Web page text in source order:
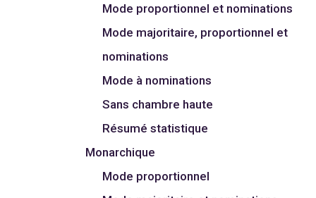
Mode proportionnel et nominations
Mode majoritaire, proportionnel et
nominations
Mode à nominations
Sans chambre haute
Résumé statistique
Monarchique
Mode proportionnel